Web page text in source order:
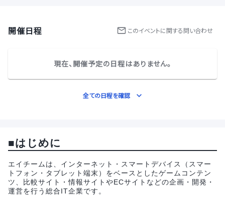
開催日程 このイベントに関する問い合わせ
現在、開催予定の日程はありません。
全ての日程を確認
■はじめに
エイチームは、インターネット・スマートデバイス（スマー
トフォン・タブレット端末）をベースとしたゲームコンテン
ツ、比較サイト・情報サイトやECサイトなどの企画・開発・
運営を行う総合IT企業です。